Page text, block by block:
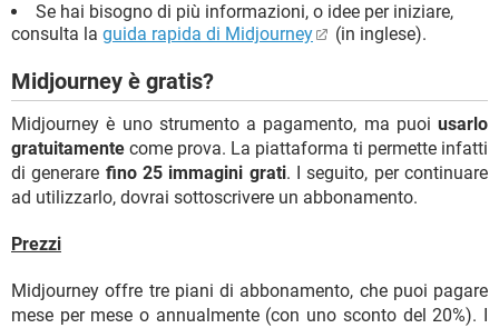
Se hai bisogno di più informazioni, o idee per iniziare,
consulta la guida rapida di Midjourney (in inglese).
Midjourney è gratis?
Midjourney è uno strumento a pagamento, ma puoi usarlo
gratuitamente come prova. La piattaforma ti permette infatti
di generare fino 25 immagini grati. I seguito, per continuare
ad utilizzarlo, dovrai sottoscrivere un abbonamento.
Prezzi
Midjourney offre tre piani di abbonamento, che puoi pagare
mese per mese o annualmente (con uno sconto del 20%). I